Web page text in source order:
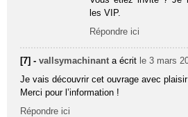
les VIP.
Répondre ici
[7] -vallsymachinant a écrit le 3 mars
Je vais découvrir cet ouvrage avec
Merci pour l’information !
Répondre ici